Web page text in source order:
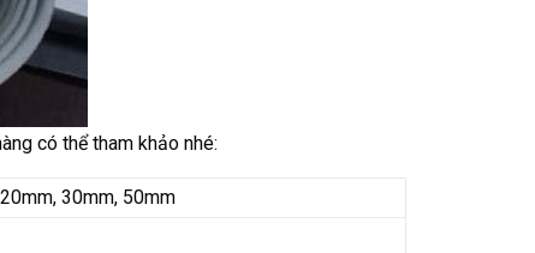
có thể tham khảo nhé:
30mm, 50mm